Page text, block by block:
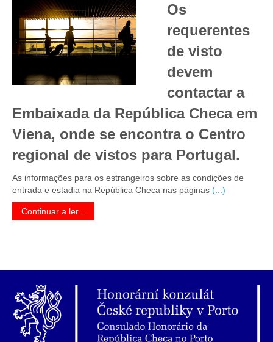
Os
requerentes
de visto
devem
contactar a
Embaixada da República Checa em
Viena, onde se encontra o Centro
regional de vistos para Portugal.
As informações para os estrangeiros sobre as condições de
entrada e estadia na República Checa nas páginas (...)
Continuar a ler...